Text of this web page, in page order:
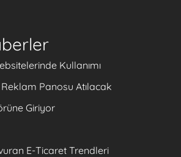
Kullanımı
Panosu Atılacak
Giriyor
E-Ticaret Trendleri